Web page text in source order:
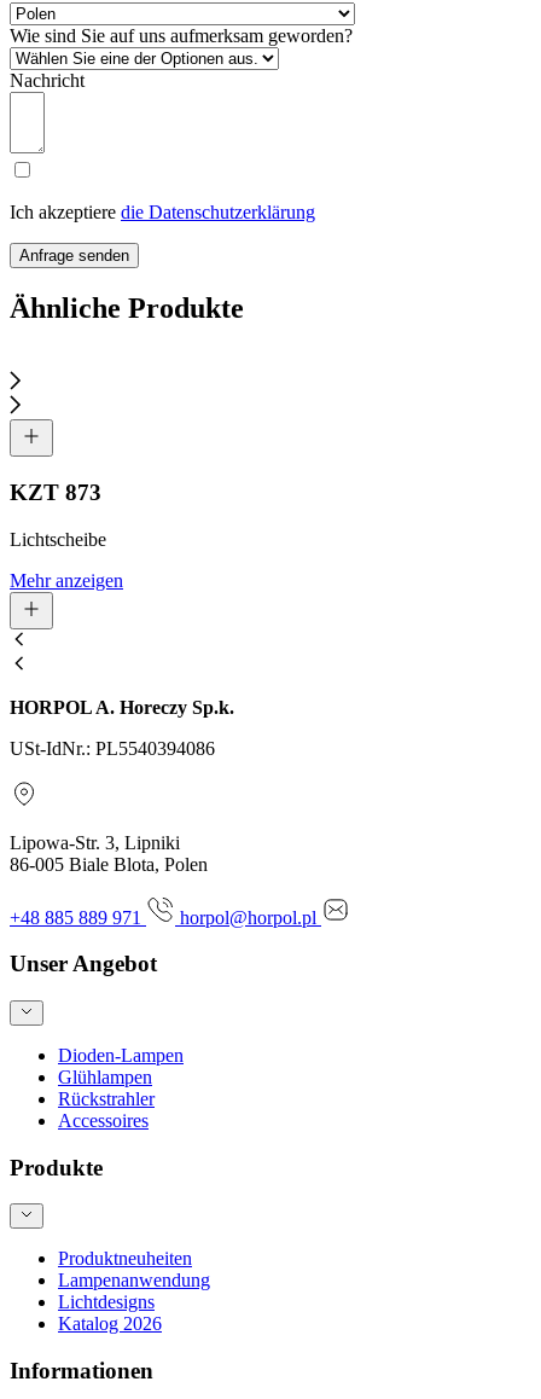
Wie sind Sie auf uns aufmerksam geworden?
Nachricht
Ich akzeptiere die Datenschutzerklärung
Anfrage senden
Ähnliche Produkte
KZT 873
Lichtscheibe
Mehr anzeigen
HORPOL A. Horeczy Sp.k.
USt-IdNr.: PL5540394086
Lipowa-Str. 3, Lipniki
86-005 Biale Blota, Polen
+48 885 889 971 horpol@horpol.pl
Unser Angebot
Dioden-Lampen
Glühlampen
Rückstrahler
Accessoires
Produkte
Produktneuheiten
Lampenanwendung
Lichtdesigns
Katalog 2026
Informationen